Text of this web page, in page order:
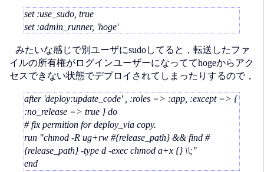
set :use_sudo, true
set :admin_runner, 'hoge'
みたいな感じで別ユーザにsudoしてると，転送したファ
イルの所有権がログインユーザーになっててhogeからアク
セスできない状態でデプロイされてしまったりするので，
after 'deploy:update_code' , :roles => :app, :except => {
:no_release => true } do
# fix permition for deploy_via copy.
run "chmod -R ug+rw #{release_path} && find #
{release_path} -type d -exec chmod a+x {} \\;"
end